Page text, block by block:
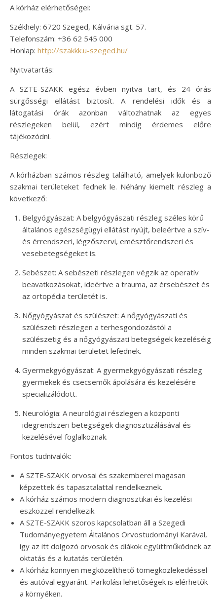
A kórház elérhetőségei:
Székhely: 6720 Szeged, Kálvária sgt. 57.
Telefonszám: +36 62 545 000
Honlap: http://szakkk.u-szeged.hu/
Nyitvatartás:
A SZTE-SZAKK egész évben nyitva tart, és 24 órás
sürgősségi ellátást biztosít. A rendelési idők és a
látogatási órák azonban változhatnak az egyes
részlegeken belül, ezért mindig érdemes előre
tájékozódni.
Részlegek:
A kórházban számos részleg található, amelyek különböző
szakmai területeket fednek le. Néhány kiemelt részleg a
következő:
Belgyógyászat: A belgyógyászati részleg széles körű
általános egészségügyi ellátást nyújt, beleértve a szív-
és érrendszeri, légzőszervi, emésztőrendszeri és
vesebetegségeket is.
Sebészet: A sebészeti részlegen végzik az operatív
beavatkozásokat, ideértve a trauma, az érsebészet és
az ortopédia területét is.
Nőgyógyászat és szülészet: A nőgyógyászati és
szülészeti részlegen a terhesgondozástól a
szülészetig és a nőgyógyászati betegségek kezeléséig
minden szakmai területet lefednek.
Gyermekgyógyászat: A gyermekgyógyászati részleg
gyermekek és csecsemők ápolására és kezelésére
specializálódott.
Neurológia: A neurológiai részlegen a központi
idegrendszeri betegségek diagnosztizálásával és
kezelésével foglalkoznak.
Fontos tudnivalók:
A SZTE-SZAKK orvosai és szakemberei magasan
képzettek és tapasztalattal rendelkeznek.
A kórház számos modern diagnosztikai és kezelési
eszközzel rendelkezik.
A SZTE-SZAKK szoros kapcsolatban áll a Szegedi
Tudományegyetem Általános Orvostudományi Karával,
így az itt dolgozó orvosok és diákok együttműködnek az
oktatás és a kutatás területén.
A kórház könnyen megközelíthető tömegközlekedéssel
és autóval egyaránt. Parkolási lehetőségek is elérhetők
a környéken.